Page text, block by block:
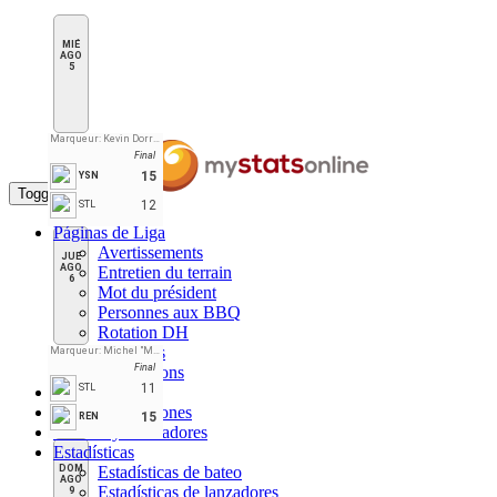
MIÉ
AGO
5
Marqueur: Kevin Dorrington
Final
YSN
15
STL 12
JUE
AGO
6
Marqueur: Michel "Magic" Henri
Final
STL
11
REN 15
DOM
AGO
9
Toggle navigation
Páginas de Liga
Avertissements
Entretien du terrain
Mot du président
Personnes aux BBQ
Rotation DH
Substituts
Suspensions
Inicio
Tabla de Posiciones
Horario y Marcadores
Estadísticas
Estadísticas de bateo
Estadísticas de lanzadores